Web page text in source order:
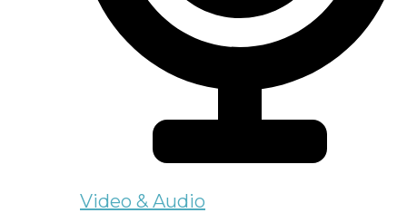
Video & Audio